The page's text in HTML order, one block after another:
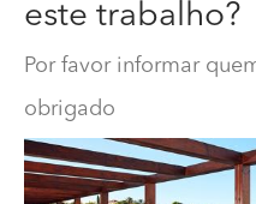
este trabalho?
Por favor informar
obrigado